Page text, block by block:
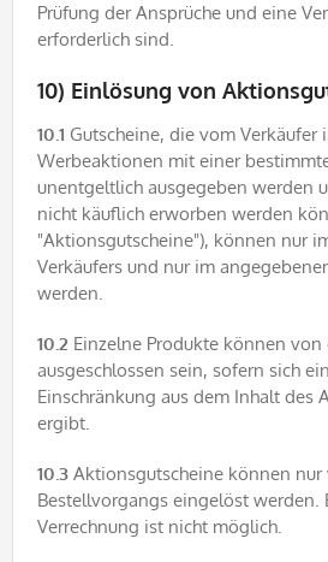
Prüfung der Ansprüche und eine
erforderlich sind.
10) Einlösung von
10.1 Gutscheine, die vom Verkäufer
Werbeaktionen mit einer
unentgeltlich ausgegeben werden
nicht käuflich erworben werden
"Aktionsgutscheine"), können nur
Verkäufers und nur im
werden.
10.2 Einzelne Produkte können
ausgeschlossen sein, sofern sich
Einschränkung aus dem Inhalt des
ergibt.
10.3 Aktionsgutscheine können nur
Bestellvorgangs eingelöst werden.
Verrechnung ist nicht möglich.